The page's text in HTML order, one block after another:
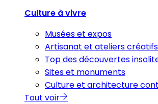
Culture à vivre
Musées et expos
Artisanat et ateliers créatifs
Top des découvertes
Sites et monuments
Culture et architecture
Tout voir